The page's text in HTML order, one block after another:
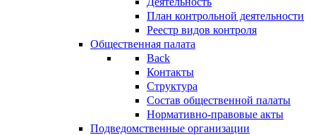
План контрольной деятельности
Реестр видов контроля
Общественная палата
Back
Контакты
Структура
Состав общественной палаты
Нормативно-правовые акты
Подведомственные организации